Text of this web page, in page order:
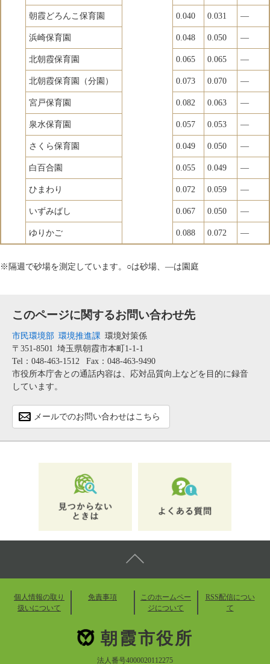
朝霞どろんこ保育園 0.040 0.031 ―
浜崎保育園 0.048 0.050 ―
北朝霞保育園 0.065 0.065 ―
北朝霞保育園（分園） 0.073 0.070 ―
宮戸保育園 0.082 0.063 ―
泉水保育園 0.057 0.053 ―
さくら保育園 0.049 0.050 ―
白百合園 0.055 0.049 ―
ひまわり 0.072 0.059 ―
いずみばし 0.067 0.050 ―
ゆりかご 0.088 0.072 ―
※隔週で砂場を測定しています。○は砂場、―は園庭
このページに関するお問い合わせ先
市民環境部 環境推進課 環境対策係
〒351-8501 埼玉県朝霞市本町1-1-1
Tel：048-463-1512
Fax：048-463-9490
市役所本庁舎との通話内容は、応対品質向上などを目的に録音
しています。
メールでのお問い合わせはこちら
個人情報の取り
扱いについて
免責事項
このホームペー
ジについて
RSS配信につい
て
朝霞市役所
法人番号4000020112275